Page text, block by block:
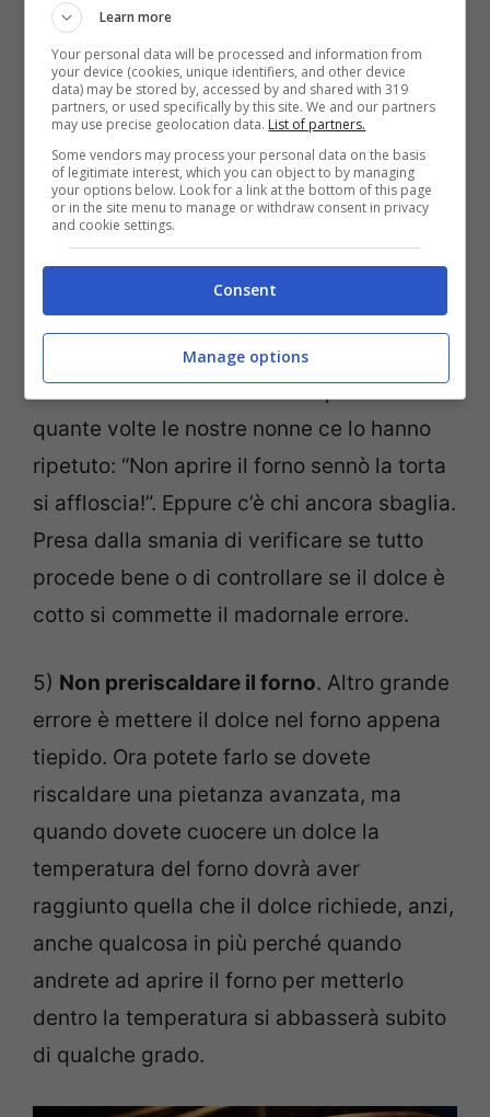
3)Sostituzioni ingredienti errate.
sostituire un ingrediente con un altro
quando non si ha ma per farlo dobbiamo
conoscerlo bene. Se sbagliamo le
proporzioni otterremo subito una
consistenza diversa. E poi non tutti sono
sostituibili per la riuscita di un dolce,
Aprire il forno durante la cottura
sanno ormai anche i muri e soprattutto
quante volte le nostre nonne ce lo hanno
ripetuto: “Non aprire il forno sennò la torta
si affloscia!”. Eppure c’è chi ancora sbaglia.
Presa dalla smania di verificare se tutto
procede bene o di controllare se il dolce è
cotto si commette il madornale errore.
5) Non preriscaldare il forno. Altro grande
errore è mettere il dolce nel forno appena
tiepido. Ora potete farlo se dovete
riscaldare una pietanza avanzata, ma
quando dovete cuocere un dolce la
temperatura del forno dovrà aver
raggiunto quella che il dolce richiede, anzi,
anche qualcosa in più perché quando
andrete ad aprire il forno per metterlo
dentro la temperatura si abbasserà subito
di qualche grado.
Learn more
Your personal data will be processed and information from
your device (cookies, unique identifiers, and other device
data) may be stored by, accessed by and shared with 319
partners, or used specifically by this site. We and our partners
may use precise geolocation data. List of partners.
Some vendors may process your personal data on the basis
of legitimate interest, which you can object to by managing
your options below. Look for a link at the bottom of this page
or in the site menu to manage or withdraw consent in privacy
and cookie settings.
Consent
Manage options